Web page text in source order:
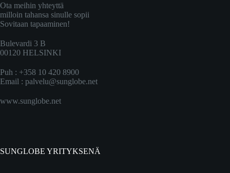
Ota meihin yhteyttä
milloin tahansa sinulle sopii
Sovitaan tapaaminen!
Bulevardi 3 B
00120 HELSINKI
Puh : +358 10 420 8900
Email : palvelu@sunglobe.net
www.sunglobe.net
SUNGLOBE YRITYKSENÄ